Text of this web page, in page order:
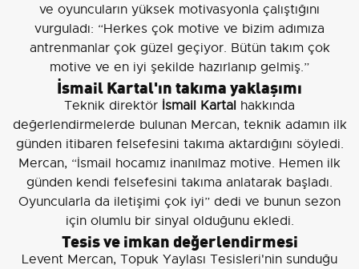
ve oyuncuların yüksek motivasyonla çalıştığını
vurguladı: “Herkes çok motive ve bizim adımıza
antrenmanlar çok güzel geçiyor. Bütün takım çok
motive ve en iyi şekilde hazırlanıp gelmiş.”
İsmail Kartal'ın takıma yaklaşımı
Teknik direktör İsmail Kartal hakkında
değerlendirmelerde bulunan Mercan, teknik adamın ilk
günden itibaren felsefesini takıma aktardığını söyledi.
Mercan, “İsmail hocamız inanılmaz motive. Hemen ilk
günden kendi felsefesini takıma anlatarak başladı.
Oyuncularla da iletişimi çok iyi” dedi ve bunun sezon
için olumlu bir sinyal olduğunu ekledi.
Tesis ve imkan değerlendirmesi
Levent Mercan, Topuk Yaylası Tesisleri'nin sunduğu